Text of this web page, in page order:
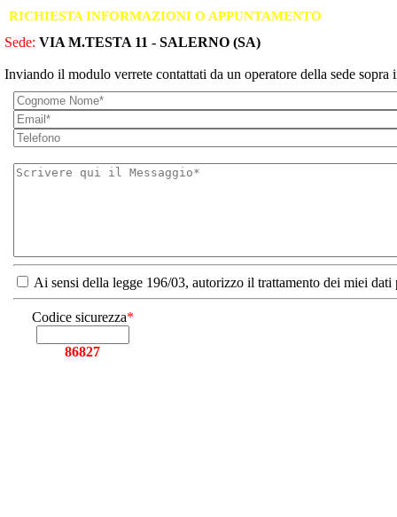
RICHIESTA INFORMAZIONI O APPUNTAMENTO
Sede: VIA M.TESTA 11 - SALERNO (SA)
Inviando il modulo verrete contattati da un operatore della sede sopra
Ai sensi della legge 196/03, autorizzo il trattamento dei miei
Codice sicurezza*
86827